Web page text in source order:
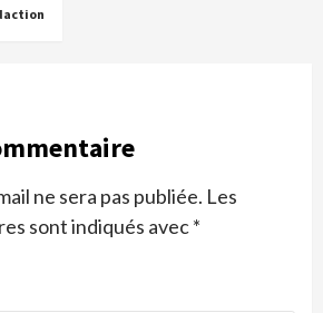
ne sera pas publiée. Les
sont indiqués avec*